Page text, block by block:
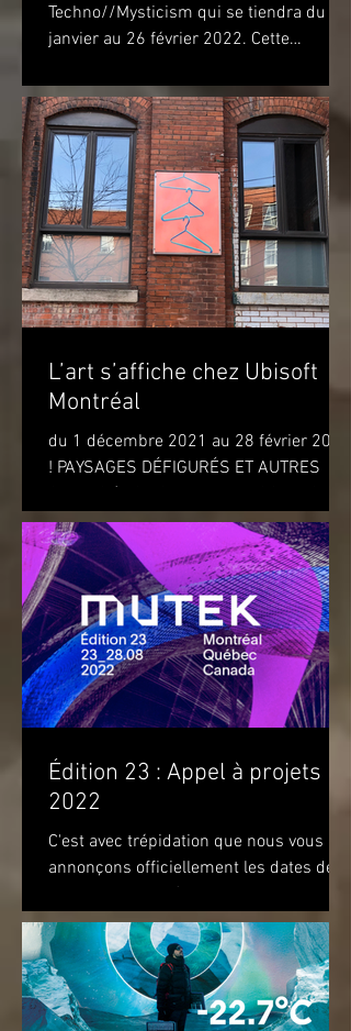
Techno//Mysticism qui se tiendra du 22
janvier au 26 février 2022. Cette
L’art s’affiche chez Ubisoft
Montréal
du 1 décembre 2021 au 28 février 2022
! PAYSAGES DÉFIGURÉS ET AUTRES
AND OTHER OBJECTS) de l'artiste...
Édition 23 : Appel à projets
2022
C'est avec trépidation que nous vous
annonçons officiellement les dates de
attendons du 22 au 28 août...